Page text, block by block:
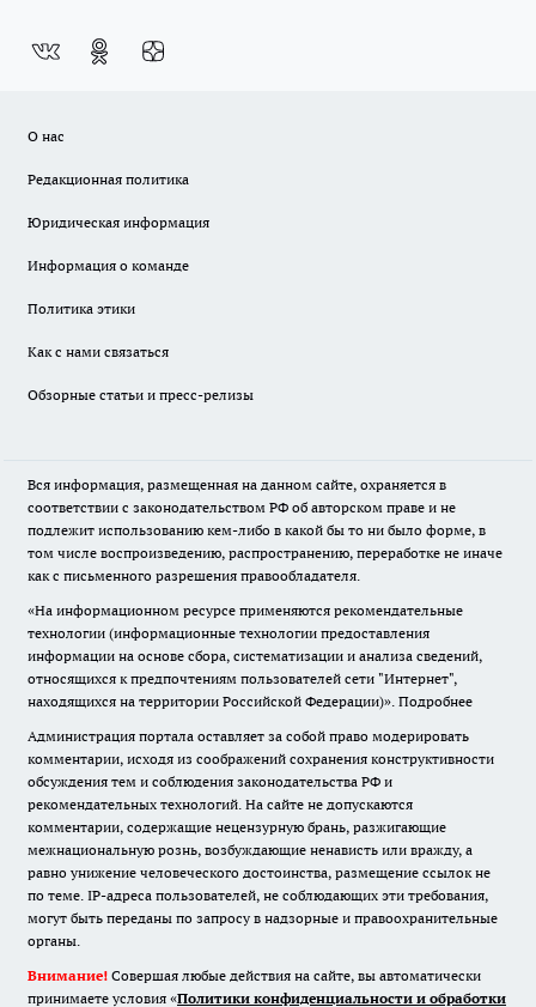
О нас
Редакционная политика
Юридическая информация
Информация о команде
Политика этики
Как с нами связаться
Обзорные статьи и пресс-релизы
Вся информация, размещенная на данном сайте, охраняется в
соответствии с законодательством РФ об авторском праве и не
подлежит использованию кем-либо в какой бы то ни было форме, в
том числе воспроизведению, распространению, переработке не иначе
как с письменного разрешения правообладателя.
«На информационном ресурсе применяются рекомендательные
технологии (информационные технологии предоставления
информации на основе сбора, систематизации и анализа сведений,
относящихся к предпочтениям пользователей сети "Интернет",
находящихся на территории Российской Федерации)». Подробнее
Администрация портала оставляет за собой право модерировать
комментарии, исходя из соображений сохранения конструктивности
обсуждения тем и соблюдения законодательства РФ и
рекомендательных технологий. На сайте не допускаются
комментарии, содержащие нецензурную брань, разжигающие
межнациональную рознь, возбуждающие ненависть или вражду, а
равно унижение человеческого достоинства, размещение ссылок не
по теме. IP-адреса пользователей, не соблюдающих эти требования,
могут быть переданы по запросу в надзорные и правоохранительные
органы.
Внимание! Совершая любые действия на сайте, вы автоматически
принимаете условия «Политики конфиденциальности и обработки